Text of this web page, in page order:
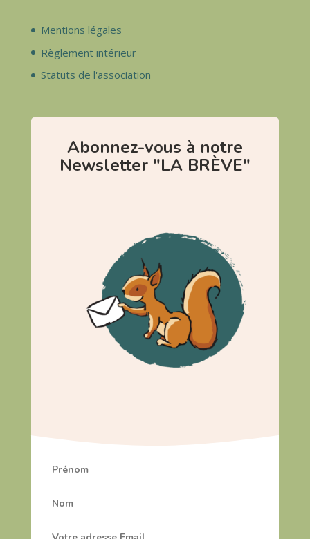
Mentions légales
Règlement intérieur
Statuts de l'association
Abonnez-vous à notre
Newsletter "LA BRÈVE"